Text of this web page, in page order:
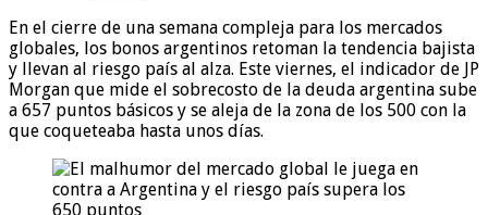
En el cierre de una semana compleja para los mercados
globales, los bonos argentinos retoman la tendencia bajista
y llevan al riesgo país al alza. Este viernes, el indicador de JP
Morgan que mide el sobrecosto de la deuda argentina sube
a 657 puntos básicos y se aleja de la zona de los 500 con la
que coqueteaba hasta unos días.